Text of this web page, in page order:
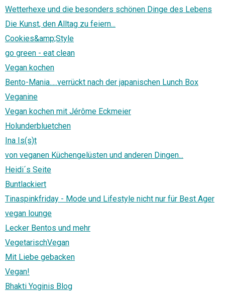
Wetterhexe und die besonders schönen Dinge des Lebens
Die Kunst, den Alltag zu feiern...
Cookies&amp;Style
go green - eat clean
Vegan kochen
Bento-Mania.....verrückt nach der japanischen Lunch Box
Veganine
Vegan kochen mit Jérôme Eckmeier
Holunderbluetchen
Ina Is(s)t
von veganen Küchengelüsten und anderen Dingen...
Heidi´s Seite
Buntlackiert
Tinaspinkfriday - Mode und Lifestyle nicht nur für Best Ager
vegan lounge
Lecker Bentos und mehr
VegetarischVegan
Mit Liebe gebacken
Vegan!
Bhakti Yoginis Blog